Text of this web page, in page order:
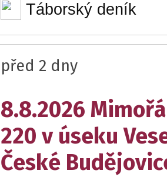
Táborský deník
před 2 dny
8.8.2026
220 v úseku
České